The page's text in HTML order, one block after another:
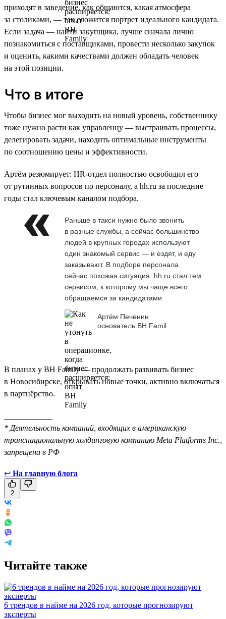
приходят в заведение, как общаются, какая атмосфера
за столиками, — так сложится портрет идеального кандидата.
Если задача — найти закупщика, лучше сначала лично
познакомиться с поставщиками, провести несколько закупок
и оценить, какими качествами должен обладать человек
на этой позиции.
Что в итоге
Чтобы бизнес мог выходить на новый уровень, собственнику
тоже нужно расти как управленцу — выстраивать процессы,
делегировать задачи, находить оптимальные инструменты
по соотношению цены и эффективности.
Артём резюмирует: HR-отдел полностью освободил его
от рутинных вопросов по персоналу, а hh.ru за последние
годы стал ключевым каналом подбора.
Раньше в такси нужно было звонить
в разные службы, а сейчас большинство
людей в крупных городах используют
один знакомый сервис — и ездят, и еду
заказывают. В подборе персонала
сейчас похожая ситуация: hh.ru стал тем
сервисом, к которому мы чаще всего
обращаемся за кандидатами
Артём Печенин
основатель BH Famil
В планах у BH Family — продолжать развивать бизнес
в Новосибирске, открывать новые точки, активно включаться
в партнёрство.
* Деятельность компаний, входящих в американскую
транснациональную холдинговую компанию Meta Platforms Inc.,
запрещена в РФ
↩ На главную блога
2
Читайте также
6 трендов в найме на 2026 год, которые прогнозируют
эксперты